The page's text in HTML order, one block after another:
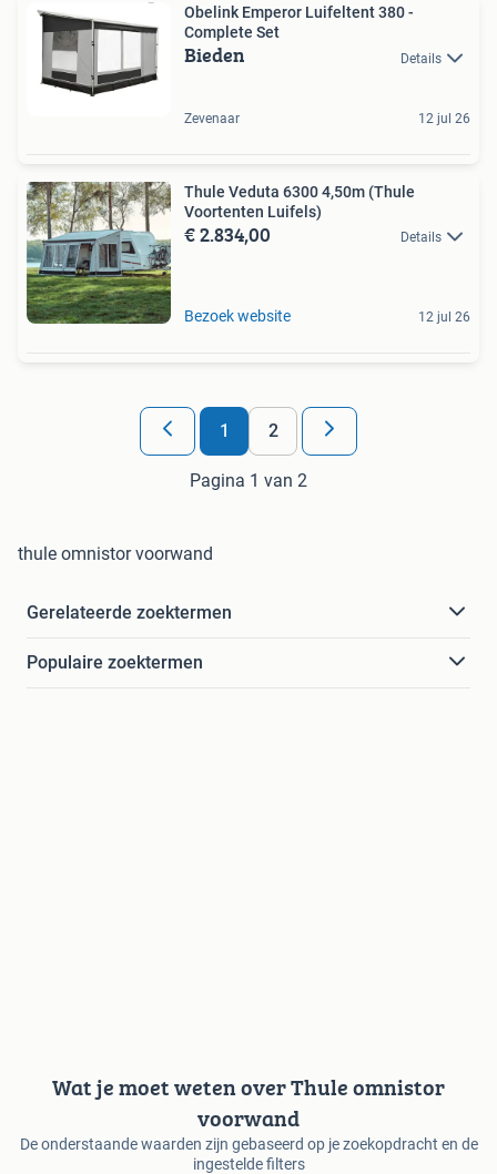
Obelink Emperor Luifeltent 380 -
Complete Set
Bieden Details
Zevenaar 12 jul 26
Thule Veduta 6300 4,50m (Thule
Voortenten Luifels)
€ 2.834,00 Details
Bezoek website 12 jul 26
1 2
Pagina 1 van 2
thule omnistor voorwand
Gerelateerde zoektermen
Populaire zoektermen
Wat je moet weten over Thule omnistor
voorwand
De onderstaande waarden zijn gebaseerd op je zoekopdracht en de
ingestelde filters